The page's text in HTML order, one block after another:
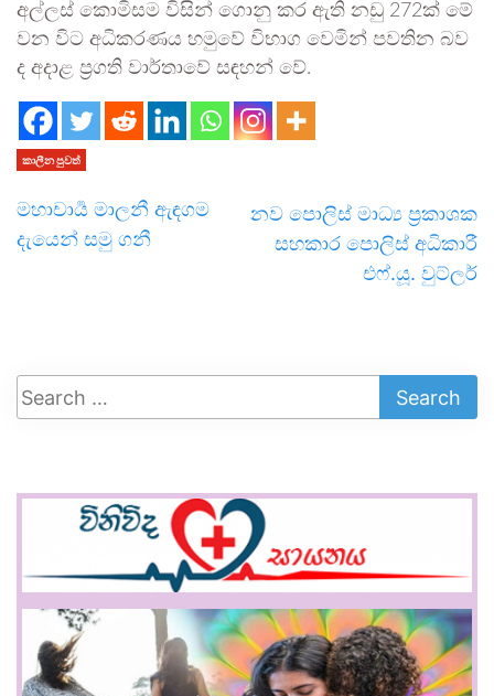
අල්ලස් කොමිසම විසින් ගොනු කර ඇති නඩු 272ක් මේ
වන විට අධිකරණය හමුවේ විභාග වෙමින් පවතින බව
ද අදාළ ප්‍රගති වාර්තාවේ සඳහන් වේ.
කාලීන පුවත්
මහාචාර්‍ය මාලනී ඇඳගම
දැයෙන් සමු ගනී
නව පොලිස් මාධ්‍ය ප්‍රකාශක
සහකාර පොලිස් අධිකාරී
එෆ්.යූ. වුට්ලර්